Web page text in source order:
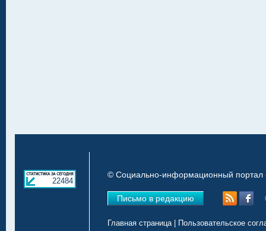
22484
© Социально-информационный портал
Письмо в редакцию
Главная страница| Пользовательское